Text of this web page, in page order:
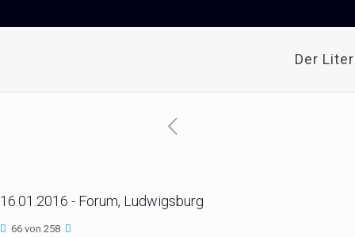
Der
16.01.2016 - Forum, Ludwigsburg
66 von 258